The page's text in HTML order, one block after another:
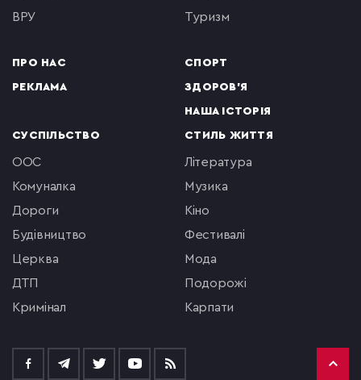
ВРУ
ПРО НАС
РЕКЛАМА
туризм
СПОРТ
ЗДОРОВ'Я
НАША ІСТОРІЯ
СУСПІЛЬСТВО
ООС
комуналка
Дороги
будівництво
церква
ДТП
кримінал
СТИЛЬ ЖИТТЯ
література
музика
кіно
фестивалі
мода
подорожі
Карпати